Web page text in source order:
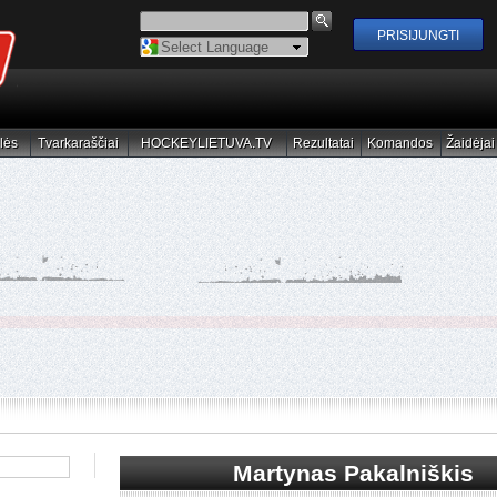
Powered by
Tvarkaraščiai
Tvarkaraščiai HOCKEYLIETUVA.TV
HOCKEYLIETUVA.TV Rezultatai
Rezultatai Komandos
Komandos Žaidėjai
Žaidėjai
Martynas Pakalniškis